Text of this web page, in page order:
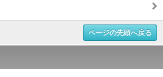
ページの先頭へ戻る